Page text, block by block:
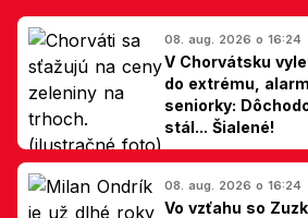
08. aug. 2026 o 16:24
V Chorvátsku
do extrému,
seniorky:
stál... Šialené!
08. aug. 2026 o 16:24
Vo vzťahu so